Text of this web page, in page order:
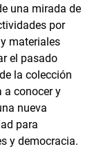
una mirada de
por
materiales
el pasado
la colección
a conocer y
nueva
para
y democracia.